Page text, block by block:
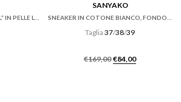
ZOCCOLO “PROFESSIONAL” IN PELLE LUCIDA NERA
SANYAKO
SNEAKER IN COTONE BIANCO, FONDO CASSETTA
Taglia 37/38/39
€169,00 Il
€84,00Il